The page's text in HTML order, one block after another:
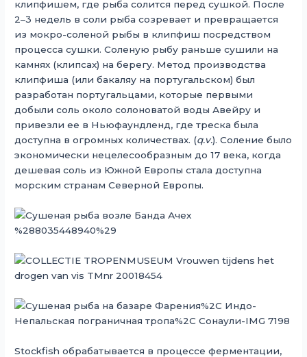
клипфишем, где рыба солится перед сушкой. После
2–3 недель в соли рыба созревает и превращается
из мокро-соленой рыбы в клипфиш посредством
процесса сушки. Соленую рыбу раньше сушили на
камнях (клипсах) на берегу. Метод производства
клипфиша (или бакаляу на португальском) был
разработан португальцами, которые первыми
добыли соль около солоноватой воды Авейру и
привезли ее в Ньюфаундленд, где треска была
доступна в огромных количествах. (q.v.). Соление было
экономически нецелесообразным до 17 века, когда
дешевая соль из Южной Европы стала доступна
морским странам Северной Европы.
Stockfish обрабатывается в процессе ферментации,